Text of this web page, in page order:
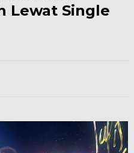
Lewat Single